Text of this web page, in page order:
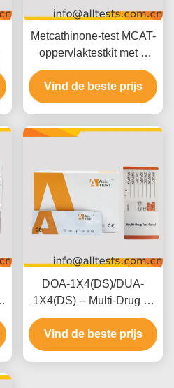
Metcathinone-test MCAT-
oppervlaktestkit met 5
minuten resultaten 500
ng/mL Afsnijding en
gemakkelijke visuele
Vind de beste prijs
DOA-1X4(DS)/DUA-
1X4(DS) -- Multi-Drug 2-
20 Drugs Rapid Test
(Urine)
Vind de beste prijs